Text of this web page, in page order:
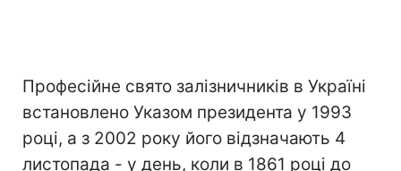
Професійне свято залізничників в Україні
встановлено Указом президента у 1993
році, а з 2002 року його відзначають 4
листопада - у день, коли в 1861 році до